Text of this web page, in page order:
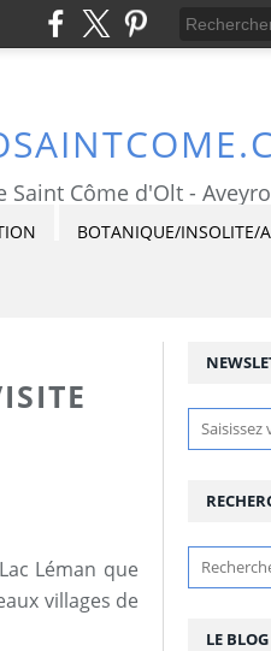
Côme d'Olt -
BOTANIQUE/INSOLITE/
Léman que
villages de
LE